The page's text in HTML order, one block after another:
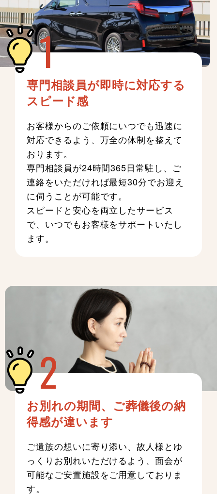
専門相談員が即時に対応する
スピード感
お客様からのご依頼にいつでも迅速に
対応できるよう、万全の体制を整えて
おります。
専門相談員が24時間365日常駐し、ご
連絡をいただければ最短30分でお迎え
に伺うことが可能です。
スピードと安心を両立したサービス
で、いつでもお客様をサポートいたし
ます。
お別れの期間、ご葬儀後の納
得感が違います
ご遺族の想いに寄り添い、故人様とゆ
っくりお別れいただけるよう、面会が
可能なご安置施設をご用意しておりま
す。